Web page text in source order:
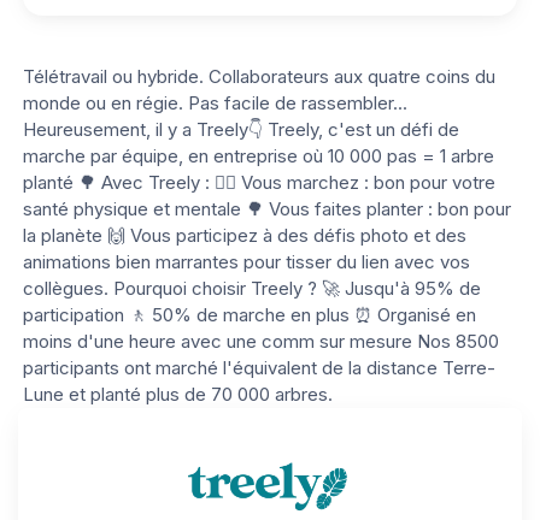
Télétravail ou hybride. Collaborateurs aux quatre coins du
monde ou en régie. Pas facile de rassembler...
Heureusement, il y a Treely👇 Treely, c'est un défi de
marche par équipe, en entreprise où 10 000 pas = 1 arbre
planté 🌳 Avec Treely : 🚶‍♀️ Vous marchez : bon pour votre
santé physique et mentale 🌳 Vous faites planter : bon pour
la planète 🙌 Vous participez à des défis photo et des
animations bien marrantes pour tisser du lien avec vos
collègues. Pourquoi choisir Treely ? 🚀 Jusqu'à 95% de
participation 🚶 50% de marche en plus ⏰ Organisé en
moins d'une heure avec une comm sur mesure Nos 8500
participants ont marché l'équivalent de la distance Terre-
Lune et planté plus de 70 000 arbres.